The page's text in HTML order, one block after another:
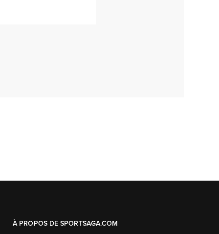
À PROPOS DE SPORTSAGA.COM